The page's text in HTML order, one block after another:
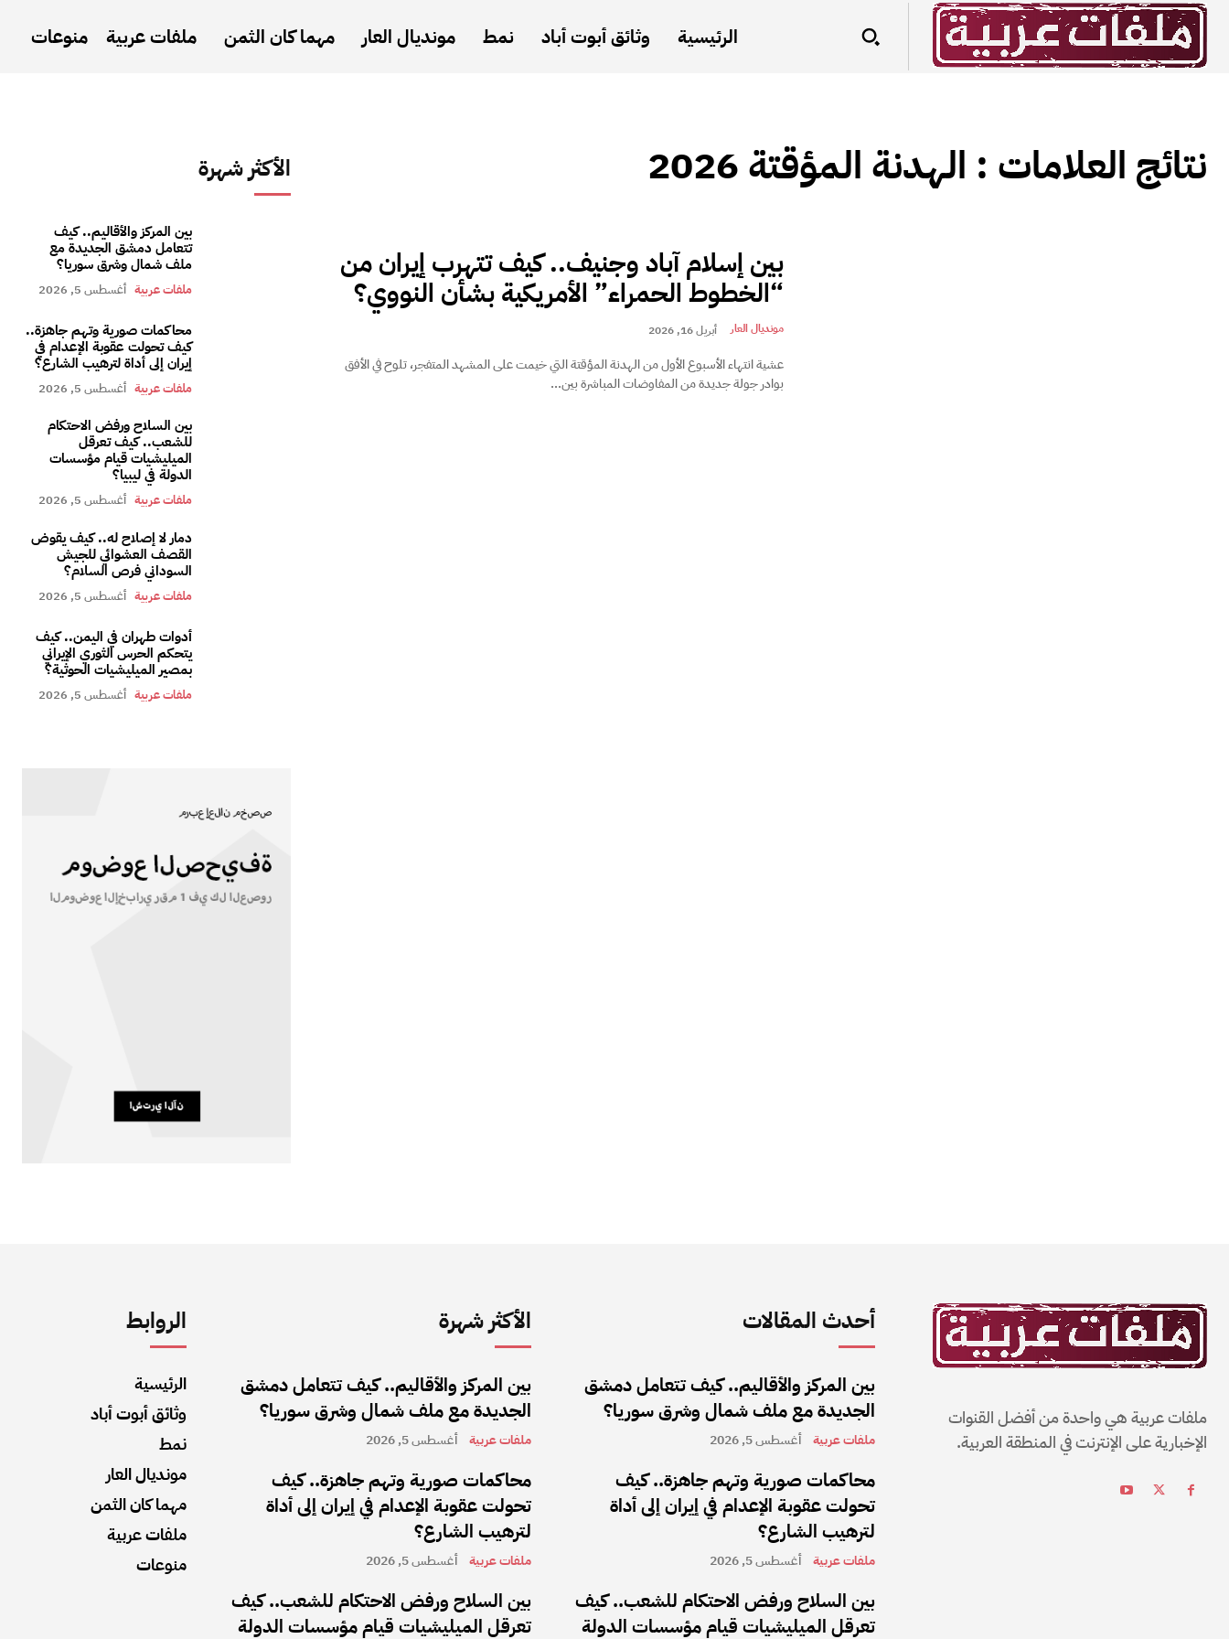
الرئيسية وثائق أبوت أباد نمط مونديال العار مهما كان الثمن ملفات عربية منوعات
الأكثر شهرة
بين المركز والأقاليم.. كيف
تتعامل دمشق الجديدة مع
ملف شمال وشرق سوريا؟
ملفات عربية أغسطس 5, 2026
محاكمات صورية وتهم جاهزة..
كيف تحولت عقوبة الإعدام في
إيران إلى أداة لترهيب الشارع؟
ملفات عربية أغسطس 5, 2026
بين السلاح ورفض الاحتكام
للشعب.. كيف تعرقل
الميليشيات قيام مؤسسات
الدولة في ليبيا؟
ملفات عربية أغسطس 5, 2026
دمار لا إصلاح له.. كيف يقوض
القصف العشوائي للجيش
السوداني فرص السلام؟
ملفات عربية أغسطس 5, 2026
أدوات طهران في اليمن.. كيف
يتحكم الحرس الثوري الإيراني
بمصير الميليشيات الحوثية؟
ملفات عربية أغسطس 5, 2026
نتائج العلامات : الهدنة المؤقتة 2026
بين إسلام آباد وجنيف.. كيف تتهرب إيران من
“الخطوط الحمراء” الأمريكية بشأن النووي؟
مونديال العار أبريل 16, 2026
عشية انتهاء الأسبوع الأول من الهدنة المؤقتة التي خيمت على المشهد المتفجر، تلوح في الأفق
بوادر جولة جديدة من المفاوضات المباشرة بين...
الروابط
الرئيسية
وثائق أبوت أباد
نمط
مونديال العار
مهما كان الثمن
ملفات عربية
منوعات
الأكثر شهرة
بين المركز والأقاليم.. كيف تتعامل دمشق
الجديدة مع ملف شمال وشرق سوريا؟
ملفات عربية أغسطس 5, 2026
محاكمات صورية وتهم جاهزة.. كيف
تحولت عقوبة الإعدام في إيران إلى أداة
لترهيب الشارع؟
ملفات عربية أغسطس 5, 2026
بين السلاح ورفض الاحتكام للشعب.. كيف
تعرقل الميليشيات قيام مؤسسات الدولة
أحدث المقالات
بين المركز والأقاليم.. كيف تتعامل دمشق
الجديدة مع ملف شمال وشرق سوريا؟
ملفات عربية أغسطس 5, 2026
محاكمات صورية وتهم جاهزة.. كيف
تحولت عقوبة الإعدام في إيران إلى أداة
لترهيب الشارع؟
ملفات عربية أغسطس 5, 2026
بين السلاح ورفض الاحتكام للشعب.. كيف
تعرقل الميليشيات قيام مؤسسات الدولة
ملفات عربية هي واحدة من أفضل القنوات
الإخبارية على الإنترنت في المنطقة العربية.